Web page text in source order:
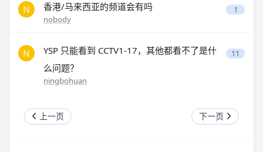
香港/马来西亚的频道会有吗
nobody
1
YSP 只能看到 CCTV1-17，其他都看不了是什
么问题？
ningbohuan
11
上一页 下一页